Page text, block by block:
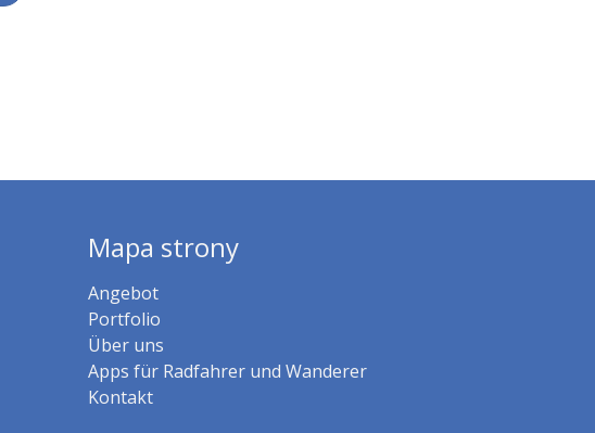
Mapa strony
Angebot
Portfolio
Über uns
Apps für Radfahrer und Wanderer
Kontakt